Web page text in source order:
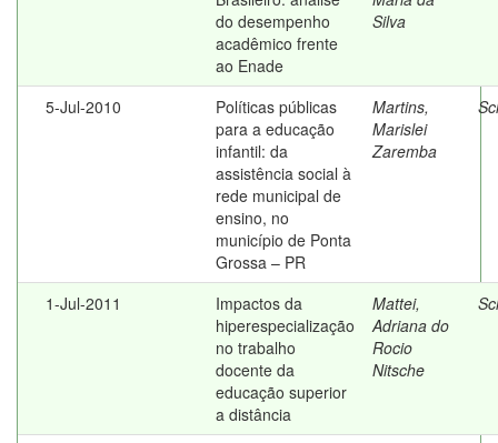
do desempenho
acadêmico frente
ao Enade
Silva
5-Jul-2010
Políticas públicas
para a educação
infantil: da
assistência social à
rede municipal de
ensino, no
município de Ponta
Grossa – PR
Martins,
Marislei
Zaremba
1-Jul-2011
Impactos da
hiperespecialização
no trabalho
docente da
educação superior
a distância
Mattei,
Adriana do
Rocio
Nitsche